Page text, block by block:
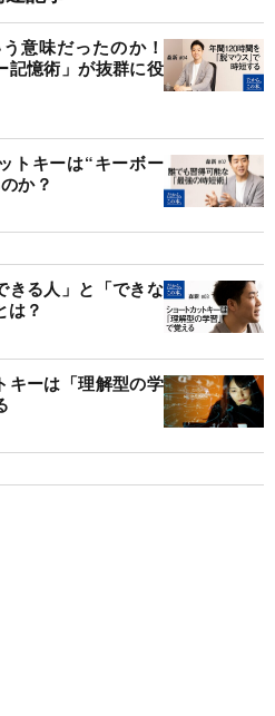
意味だったのか！
記憶術」が抜群に役
トキーは“キーボー
か？
きる人」と「できな
は？
キーは「理解型の学